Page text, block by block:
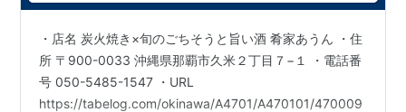
・店名 炭火焼き×旬のごちそうと旨い酒 肴家あうん ・住
所 〒900-0033 沖縄県那覇市久米２丁目７−１ ・電話番
号 050-5485-1547 ・URL
https://tabelog.com/okinawa/A4701/A470101/470009